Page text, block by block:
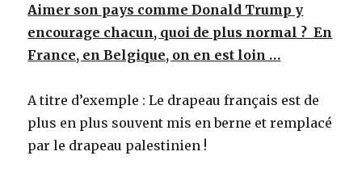
Aimer son pays comme Donald Trump y
encourage chacun, quoi de plus normal ? En
France, en Belgique, on en est loin …
A titre d’exemple : Le drapeau français est de
plus en plus souvent mis en berne et remplacé
par le drapeau palestinien !